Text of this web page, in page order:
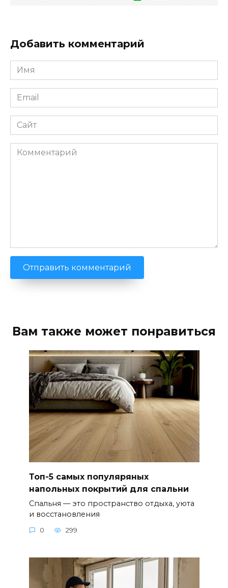
Добавить комментарий
Имя
*
Email
*
Сайт
Комментарий
Вам также может понравиться
Топ-5 самых популяряных
напольных покрытий для спальни
Спальня — это пространство отдыха, уюта
и восстановления
0 299